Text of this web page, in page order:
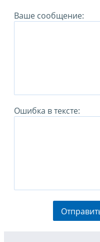
Ваше сообщение:
Ошибка в тексте: